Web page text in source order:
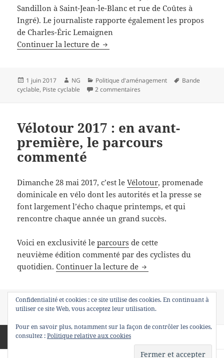
Sandillon à Saint-Jean-le-Blanc et rue de Coûtes à
Ingré). Le journaliste rapporte également les propos
de Charles-Éric Lemaignen
Continuer la lecture de Non, M. Lemaignen : les zones
Publié
le
1 juin 2017 Auteur
NG Catégories
Politique d'aménagement
Mots-
Bande
cyclable, Piste cyclable 2 commentaires
Vélotour 2017 : en avant-
première, le parcours
commenté
Dimanche 28 mai 2017, c’est leVélotour, promenade
dominicale en vélo dont les autorités et la presse se
font largement l’écho chaque printemps, et qui
rencontre chaque année un grand succès.
Voici en exclusivité leparcours de cette
neuvième édition commenté par des cyclistes du
quotidien.Continuer la lecture de Vélotour 2017 : en
Publié
le
24 mai 2017 Auteur
NG Catégories
Événement cyclable
Mots-
Vélotour
Un commentairesur Vélotour 2017 : en avant-première, le parcours
Pagination
PAGE5
Confidentialité et cookies : ce site utilise des cookies. En continuant à
utiliser ce site Web, vous acceptez leur utilisation.
Pour en savoir plus, notamment sur la façon de contrôler les cookies,
consultez :Politique relative aux cookies